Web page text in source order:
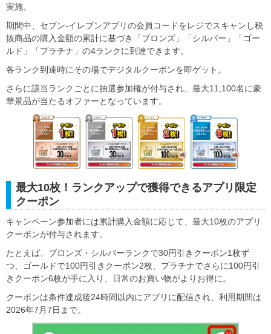
実施。
期間中、セブン‐イレブンアプリの会員コードをレジでスキャンし税
抜商品の購入金額の累計に基づき「ブロンズ」「シルバー」「ゴー
ルド」「プラチナ」の4ランクに到達できます。
各ランク到達時にその場でデジタルクーポンを即ゲット。
さらに該当ランクごとに抽選参加権が付与され、最大11,100名に豪
華景品が当たるオファーとなっています。
最大10枚！ランクアップで獲得できるアプリ限定
クーポン
キャンペーン参加者には累計購入金額に応じて、最大10枚のアプリ
クーポンが付与されます。
たとえば、ブロンズ・シルバーランクで30円引きクーポン1枚ず
つ、ゴールドで100円引きクーポン2枚、プラチナでさらに100円引
きクーポン6枚が手に入り、日常のお買い物がよりお得に。
クーポンは条件達成後24時間以内にアプリに配信され、利用期間は
2026年7月7日まで。